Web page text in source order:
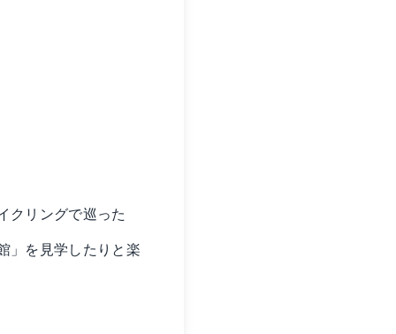
クリングで巡った
」を見学したりと楽